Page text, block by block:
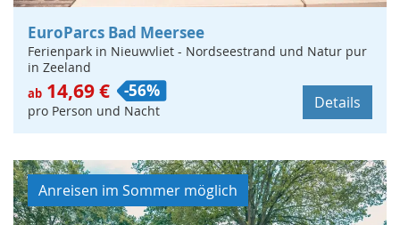
EuroParcs Bad Meersee
Ferienpark in Nieuwvliet - Nordseestrand und Natur pur
in Zeeland
ab 14,69 € -56%
pro Person und Nacht Details
Anreisen im Sommer möglich